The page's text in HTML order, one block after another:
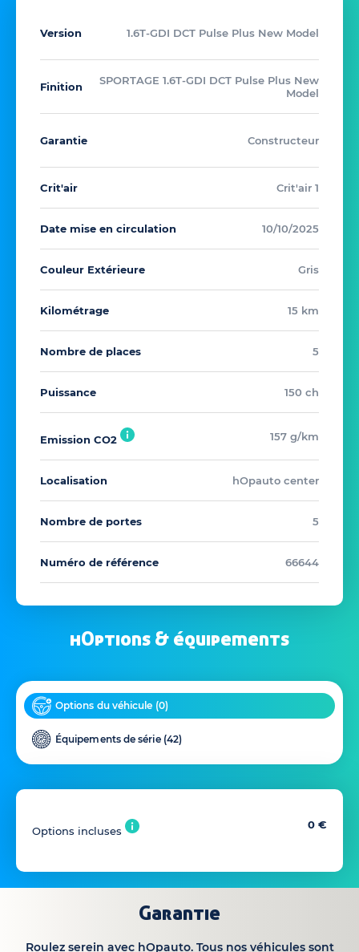
Version 1.6T-GDI DCT Pulse Plus New Model
Finition
SPORTAGE 1.6T-GDI DCT Pulse Plus New
Model
Garantie Constructeur
Crit'air Crit'air 1
Date mise en circulation 10/10/2025
Couleur Extérieure Gris
Kilométrage 15 km
Nombre de places 5
Puissance 150 ch
Emission CO2 157 g/km
Localisation hOpauto center
Nombre de portes 5
Numéro de référence 66644
hOptions & équipements
Options du véhicule (0)
Équipements de série (42)
Options incluses 0 €
Garantie
Roulez serein avec hOpauto. Tous nos véhicules sont